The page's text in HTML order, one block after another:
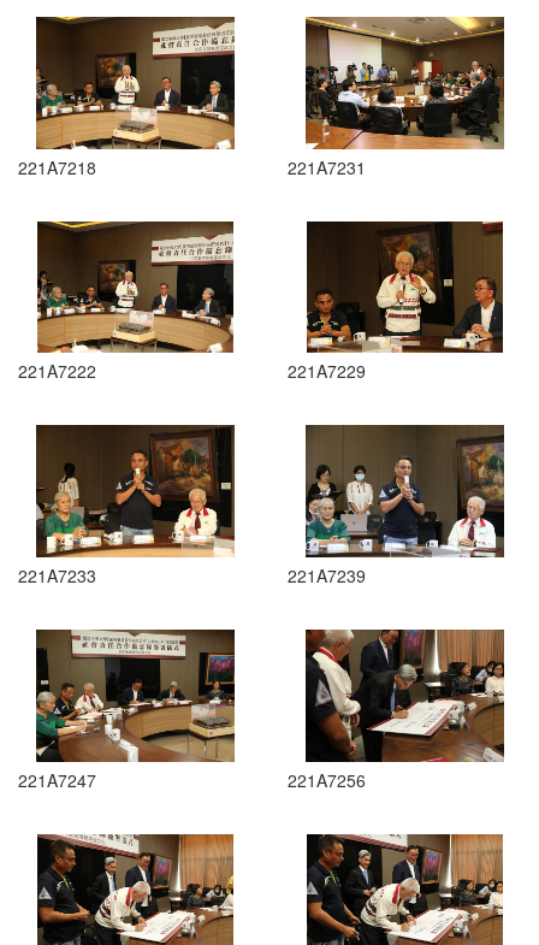
221A7218 221A7231
221A7222 221A7229
221A7233 221A7239
221A7247 221A7256